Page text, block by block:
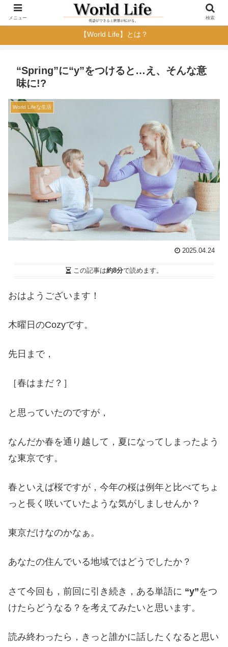
【World Life】とは？
“Spring”に“y”をつけると…え、そんな意
味に!?
World Lifeな生活
2025.04.24
この記事は約8分で読めます。
おはようございます！
木曜日のCozyです。
先日まで，
［春はまだ？］
と思っていたのですが，
なんだか春を通り越して，夏になってしまったよう
な東京です。
春といえば桜ですが，今年の桜は例年と比べてちょ
っと長く咲いていたような気がしましせんか？
東京だけなのかなぁ。
あなたの住んでいる地域ではどうでしたか？
さて今回も，前回に引き続き，ある単語に “y”をつ
けたらどうなる？を考えてみたいと思います。
読み終わったら，きっと誰かに話したくなると思い
メニュー 検索